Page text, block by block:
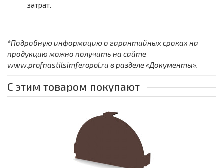
затрат.
*Подробную информацию о гарантийных сроках на
продукцию можно получить на сайте
www.profnastilsimferopol.ru в разделе «Документы».
С этим товаром покупают